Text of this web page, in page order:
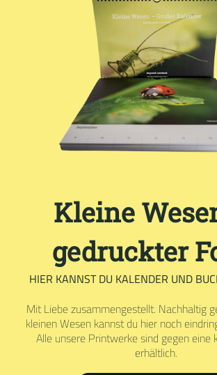
Kleine
gedruckter
HIER KANNST DU KALENDER UND
Mit Liebe zusammengestellt. Nachhaltig
kleinen Wesen kannst du hier noch
Alle unsere Printwerke sind gegen eine
erhältlich.